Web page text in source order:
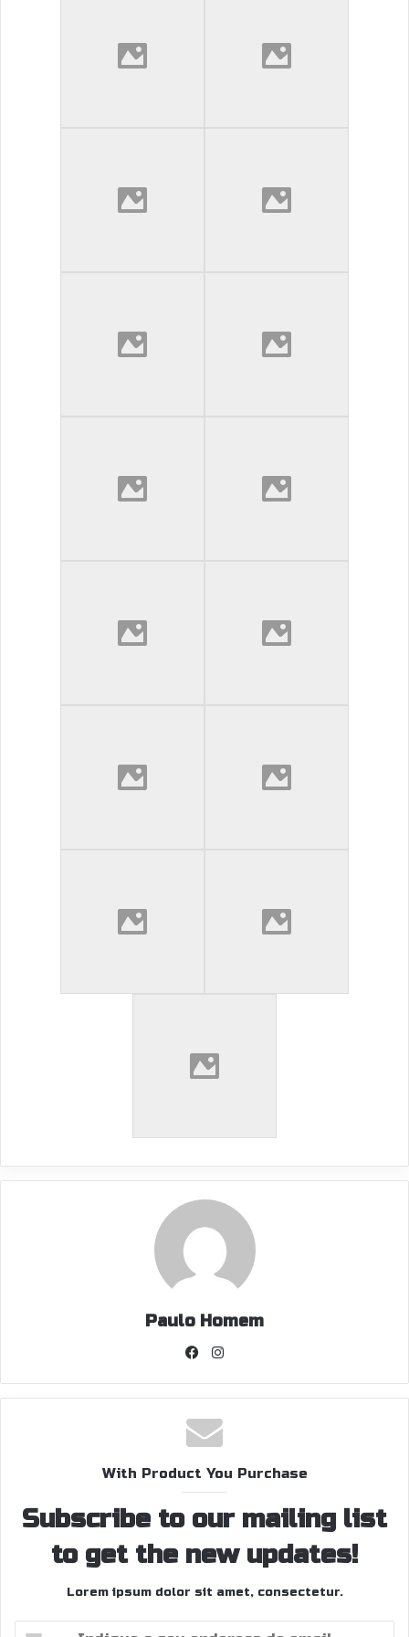
Paulo Homem
Facebook
With Product You Purchase
Subscribe to our mailing list
to get the new updates!
Lorem ipsum dolor sit amet, consectetur.